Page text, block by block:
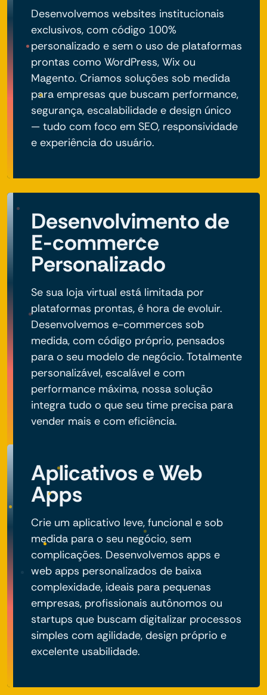
Desenvolvemos websites institucionais
exclusivos, com código 100%
personalizado e sem o uso de plataformas
prontas como WordPress, Wix ou
Magento. Criamos soluções sob medida
para empresas que buscam performance,
segurança, escalabilidade e design único
— tudo com foco em SEO, responsividade
e experiência do usuário.
Desenvolvimento de
E-commerce
Personalizado
Se sua loja virtual está limitada por
plataformas prontas, é hora de evoluir.
Desenvolvemos e-commerces sob
medida, com código próprio, pensados
para o seu modelo de negócio. Totalmente
personalizável, escalável e com
performance máxima, nossa solução
integra tudo o que seu time precisa para
vender mais e com eficiência.
Aplicativos e Web
Apps
Crie um aplicativo leve, funcional e sob
medida para o seu negócio, sem
complicações. Desenvolvemos apps e
web apps personalizados de baixa
complexidade, ideais para pequenas
empresas, profissionais autônomos ou
startups que buscam digitalizar processos
simples com agilidade, design próprio e
excelente usabilidade.